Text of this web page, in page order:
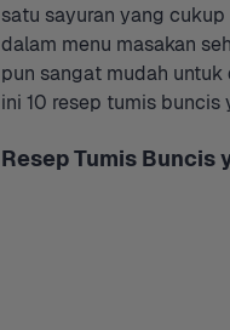
satu sayuran yang
dalam menu masakan
pun sangat mudah
ini 10 resep tumis buncis
Resep Tumis Buncis